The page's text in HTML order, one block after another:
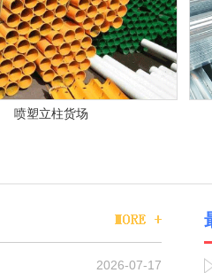
喷塑立柱货场
2026-07-17